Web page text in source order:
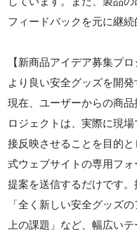
フィードバックを元に継続
【新商品アイデア募集プロ
より良い安全グッズを開
現在、ユーザーからの商
ロジェクトは、実際に現
接反映させることを目的
式ウェブサイトの専用フ
提案を送信するだけです。
「全く新しい安全グッズ
上の課題」など、幅広い